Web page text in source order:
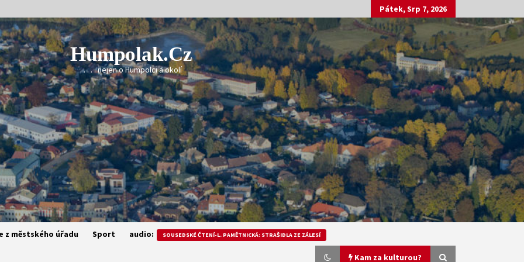
Pátek, Srp 7, 2026
Humpolak.cz
. . . . . nejen o Humpolci a okolí
z městského úřadu Sport audio: SOUSEDSKÉ ČTENÍ-L. PAMĚTNICKÁ: STRAŠIDLA ZE ZÁLESÍ
Kam za kulturou?